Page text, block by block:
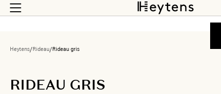
Heytens/Rideau/Rideau gris
RIDEAU GRIS